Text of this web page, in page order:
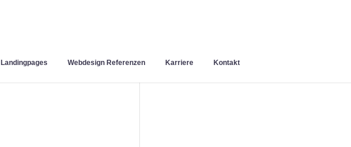
Landingpages Webdesign Referenzen Karriere Kontakt